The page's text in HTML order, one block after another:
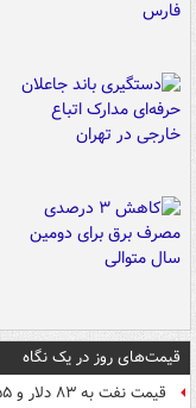
قیمت‌های روز در یک نگاه
قیمت نفت به ۸۳ دلار و ۵۵ سنت در هر بشکه رسید